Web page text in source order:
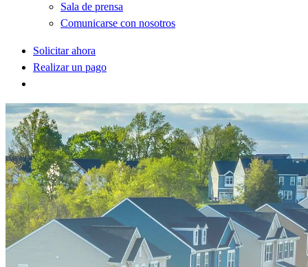
Sala de prensa
Comunicarse con nosotros
Solicitar ahora
Realizar un pago